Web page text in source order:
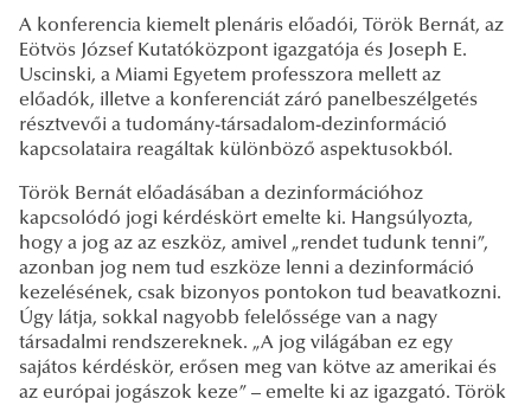
A konferencia kiemelt plenáris előadói, Török Bernát, az
Eötvös József Kutatóközpont igazgatója és Joseph E.
Uscinski, a Miami Egyetem professzora mellett az
előadók, illetve a konferenciát záró panelbeszélgetés
résztvevői a tudomány-társadalom-dezinformáció
kapcsolataira reagáltak különböző aspektusokból.
Török Bernát előadásában a dezinformációhoz
kapcsolódó jogi kérdéskört emelte ki. Hangsúlyozta,
hogy a jog az az eszköz, amivel „rendet tudunk tenni”,
azonban jog nem tud eszköze lenni a dezinformáció
kezelésének, csak bizonyos pontokon tud beavatkozni.
Úgy látja, sokkal nagyobb felelőssége van a nagy
társadalmi rendszereknek. „A jog világában ez egy
sajátos kérdéskör, erősen meg van kötve az amerikai és
az európai jogászok keze” – emelte ki az igazgató. Török